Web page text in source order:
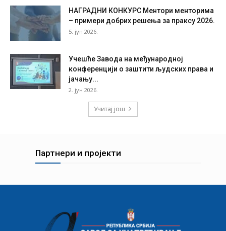
НАГРАДНИ КОНКУРС Ментори менторима
– примери добрих решења за праксу 2026.
5. јун 2026.
Учешће Завода на међународној
конференцији о заштити људских права и
јачању...
2. јун 2026.
Учитај још
Партнери и пројекти